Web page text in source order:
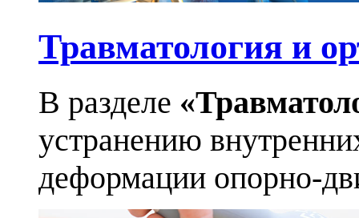
Травматология и
В разделе
устранению
деформации опорно-